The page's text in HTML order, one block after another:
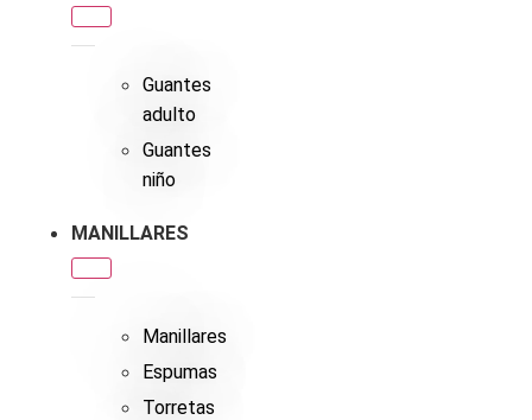
Guantes
adulto
Guantes
niño
MANILLARES
Manillares
Espumas
Torretas